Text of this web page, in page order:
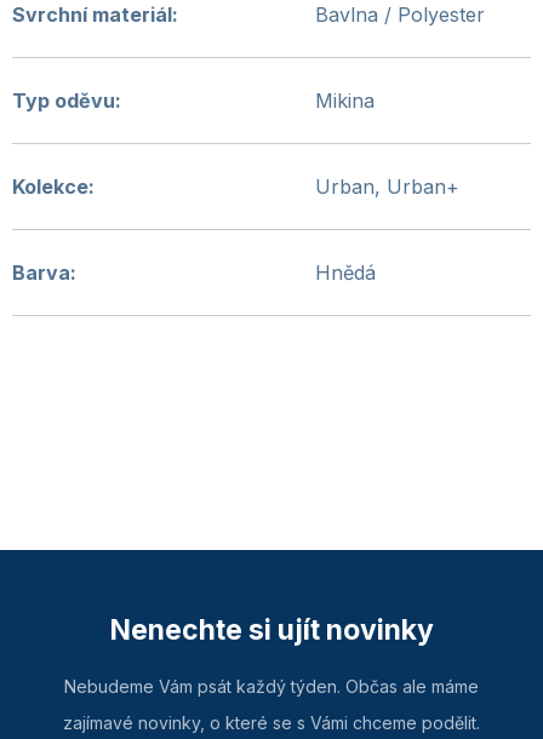
Svrchní materiál: Bavlna / Polyester
Typ oděvu: Mikina
Kolekce: Urban, Urban+
Barva: Hnědá
Nenechte si ujít novinky
Nebudeme Vám psát každý týden. Občas ale máme
zajímavé novinky, o které se s Vámi chceme podělit.